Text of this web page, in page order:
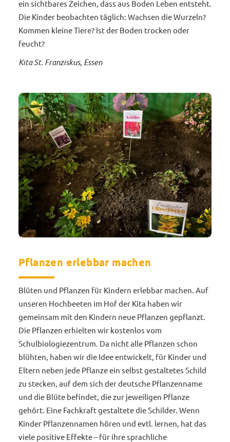
ein sichtbares Zeichen, dass aus Boden Leben entsteht.
Die Kinder beobachten täglich: Wachsen die Wurzeln?
Kommen kleine Tiere? Ist der Boden trocken oder
feucht?
Kita St. Franziskus, Essen
Pflanzen erlebbar machen
Blüten und Pflanzen für Kindern erlebbar machen. Auf
unseren Hochbeeten im Hof der Kita haben wir
gemeinsam mit den Kindern neue Pflanzen gepflanzt.
Die Pflanzen erhielten wir kostenlos vom
Schulbiologiezentrum. Da nicht alle Pflanzen schon
blühten, haben wir die Idee entwickelt, für Kinder und
Eltern neben jede Pflanze ein selbst gestaltetes Schild
zu stecken, auf dem sich der deutsche Pflanzenname
und die Blüte befindet, die zur jeweiligen Pflanze
gehört. Eine Fachkraft gestaltete die Schilder. Wenn
Kinder Pflanzennamen hören und evtl. lernen, hat das
viele positive Effekte – für ihre sprachliche